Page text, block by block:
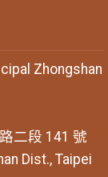
Zhongshan
二段 141 號
Dist., Taipei